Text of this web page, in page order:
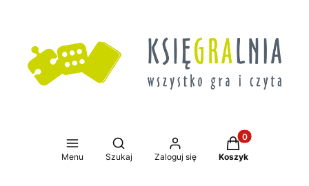
Menu
Otwórz wyszukiwarkę
Szukaj Zaloguj się
Produkty w
Koszyk